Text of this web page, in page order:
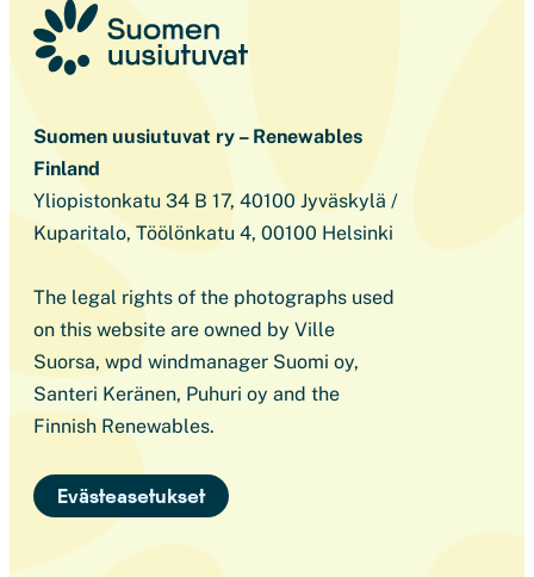
Suomen uusiutuvat ry – Renewables
Finland
Yliopistonkatu 34 B 17, 40100 Jyväskylä /
Kuparitalo, Töölönkatu 4, 00100 Helsinki
The legal rights of the photographs used
on this website are owned by Ville
Suorsa, wpd windmanager Suomi oy,
Santeri Keränen, Puhuri oy and the
Finnish Renewables.
Evästeasetukset